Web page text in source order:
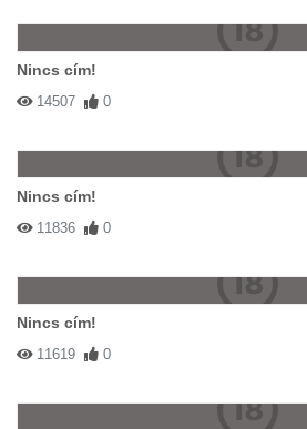
Nincs cím!
14507 0
Nincs cím!
11836 0
Nincs cím!
11619 0